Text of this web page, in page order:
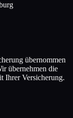
übernommen
übernehmen die
Ihrer Versicherung.